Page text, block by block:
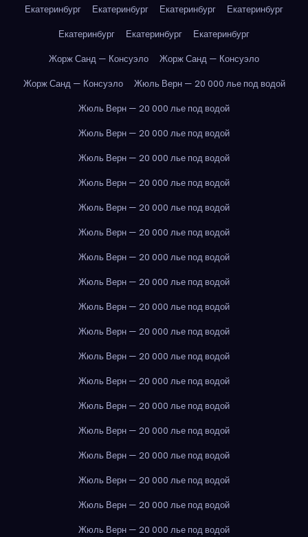
Екатеринбург
Екатеринбург Екатеринбург
Екатеринбург
Екатеринбург
Екатеринбург
Екатеринбург
Жорж Санд — Консуэло
Жорж Санд — Консуэло
Жорж Санд — Консуэло
Жюль Верн — 20 000 лье под водой
Жюль Верн — 20 000 лье под водой
Жюль Верн — 20 000 лье под водой
Жюль Верн — 20 000 лье под водой
Жюль Верн — 20 000 лье под водой
Жюль Верн — 20 000 лье под водой
Жюль Верн — 20 000 лье под водой
Жюль Верн — 20 000 лье под водой
Жюль Верн — 20 000 лье под водой
Жюль Верн — 20 000 лье под водой
Жюль Верн — 20 000 лье под водой
Жюль Верн — 20 000 лье под водой
Жюль Верн — 20 000 лье под водой
Жюль Верн — 20 000 лье под водой
Жюль Верн — 20 000 лье под водой
Жюль Верн — 20 000 лье под водой
Жюль Верн — 20 000 лье под водой
Жюль Верн — 20 000 лье под водой
Жюль Верн — 20 000 лье под водой